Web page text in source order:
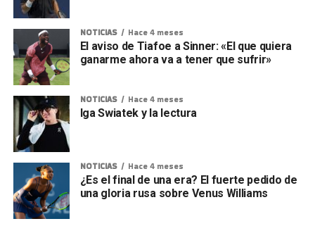
NOTICIAS Hace 4 meses
El aviso de Tiafoe a Sinner: «El que quiera
ganarme ahora va a tener que sufrir»
NOTICIAS Hace 4 meses
Iga Swiatek y la lectura
NOTICIAS Hace 4 meses
¿Es el final de una era? El fuerte pedido de
una gloria rusa sobre Venus Williams